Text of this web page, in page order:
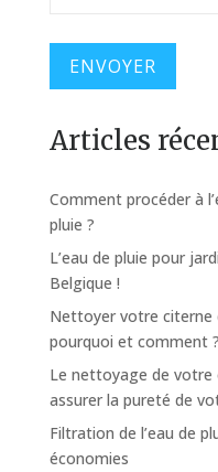
Articles
Comment procéder à
pluie ?
L’eau de pluie pour
Belgique !
Nettoyer votre citerne
pourquoi et comment ?
Le nettoyage de votre
assurer la pureté de
Filtration de l’eau de
économies